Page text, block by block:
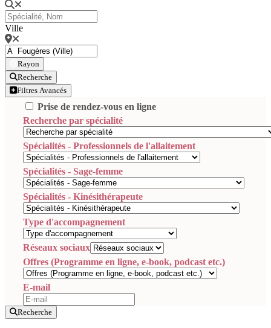
Ville
Rayon
Recherche
Filtres Avancés
Prise de rendez-vous en ligne
Recherche par spécialité
Spécialités - Professionnels de l'allaitement
Spécialités - Sage-femme
Spécialités - Kinésithérapeute
Type d'accompagnement
Réseaux sociaux
Offres (Programme en ligne, e-book, podcast etc.)
E-mail
Recherche